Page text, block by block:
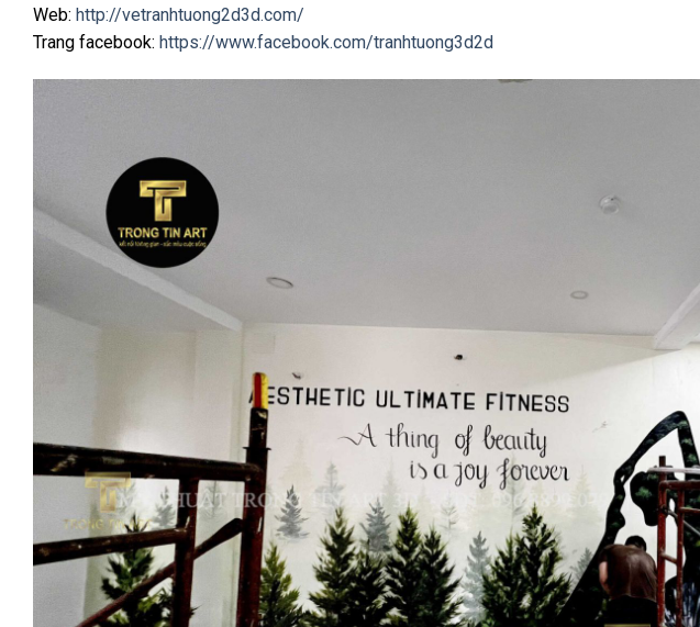
Web: http://vetranhtuong2d3d.com/
Trang facebook: https://www.facebook.com/tranhtuong3d2d